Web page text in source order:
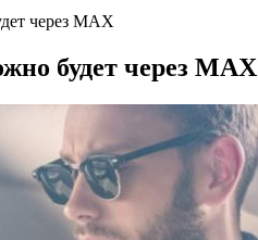
через MAX
будет через MAX